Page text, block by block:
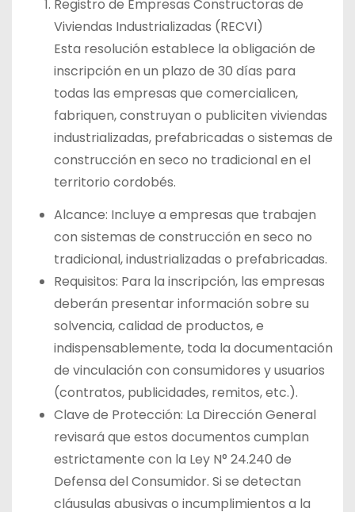
Registro de Empresas Constructoras de
Viviendas Industrializadas (RECVI)
Esta resolución establece la obligación de
inscripción en un plazo de 30 días para
todas las empresas que comercialicen,
fabriquen, construyan o publiciten viviendas
industrializadas, prefabricadas o sistemas de
construcción en seco no tradicional en el
territorio cordobés.
Alcance: Incluye a empresas que trabajen
con sistemas de construcción en seco no
tradicional, industrializadas o prefabricadas.
Requisitos: Para la inscripción, las empresas
deberán presentar información sobre su
solvencia, calidad de productos, e
indispensablemente, toda la documentación
de vinculación con consumidores y usuarios
(contratos, publicidades, remitos, etc.).
Clave de Protección: La Dirección General
revisará que estos documentos cumplan
estrictamente con la Ley N° 24.240 de
Defensa del Consumidor. Si se detectan
cláusulas abusivas o incumplimientos a la